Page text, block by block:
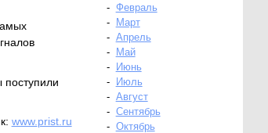
www. prist.ru
- Февраль
-
Март
- Апрель
-
Май
-
Июнь
-
Июль
- Август
- Сентябрь
- Октябрь